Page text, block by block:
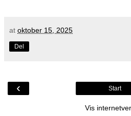
at oktober 15, 2025
Del
‹ Start
Vis